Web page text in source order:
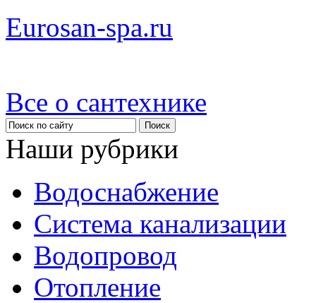
Eurosan-spa.ru
Все о сантехнике
Наши рубрики
Водоснабжение
Система канализации
Водопровод
Отопление